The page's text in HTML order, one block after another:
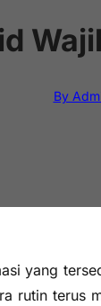
By
yang
rutin terus